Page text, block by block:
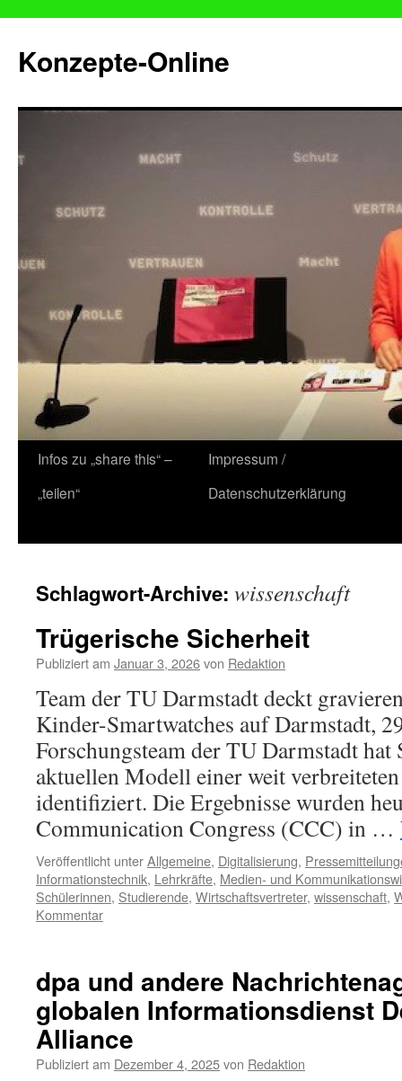
Konzepte-Online
Zum
Inhalt
Infos zu „share this“ –
„teilen“
Impressum /
Datenschutzerklärung
Schlagwort-Archive: wissenschaft
Trügerische Sicherheit
Publiziert am Januar 3, 2026von Redaktion
Team der TU Darmstadt deckt
Kinder-Smartwatches auf Darmstadt,
Forschungsteam der TU Darmstadt
aktuellen Modell einer weit
identifiziert. Die Ergebnisse wurden
Communication Congress (CCC) in …
Veröffentlicht unterAllgemeine, Digitalisierung,
Informationstechnik, Lehrkräfte, Medien- und
Schülerinnen, Studierende, Wirtschaftsvertreter, wissenschaft,
Kommentar
dpa und andere
globalen Informationsdienst
Alliance
Publiziert am Dezember 4, 2025von Redaktion